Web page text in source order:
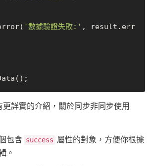
'數據驗證失敗:' , result.err
更詳實的介紹，關於同步非同步使用
包含 success 屬性的對象，方便你根據
。